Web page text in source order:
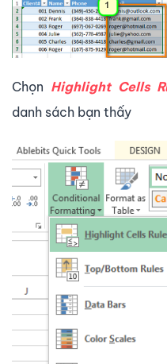
Chọn Highlight Cells
danh sách bạn thấy